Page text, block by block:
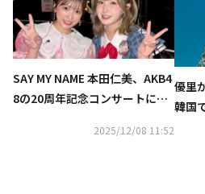
ッ
SAY MY NAME 本田仁美、AKB4
8の20周年記念コンサートにサ
す「私にとって宝物」
2025/12/08 11:52
優里
韓国